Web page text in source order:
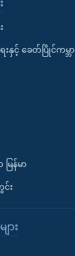
နှင့် ခေတ်ပြိုင်ကမ္ဘာ
ြန်မာ
ကွင်း
ား